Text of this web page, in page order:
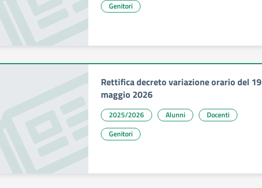
Genitori
Rettifica decreto variazione orario del 19
maggio 2026
2025/2026 Alunni
Docenti
Genitori